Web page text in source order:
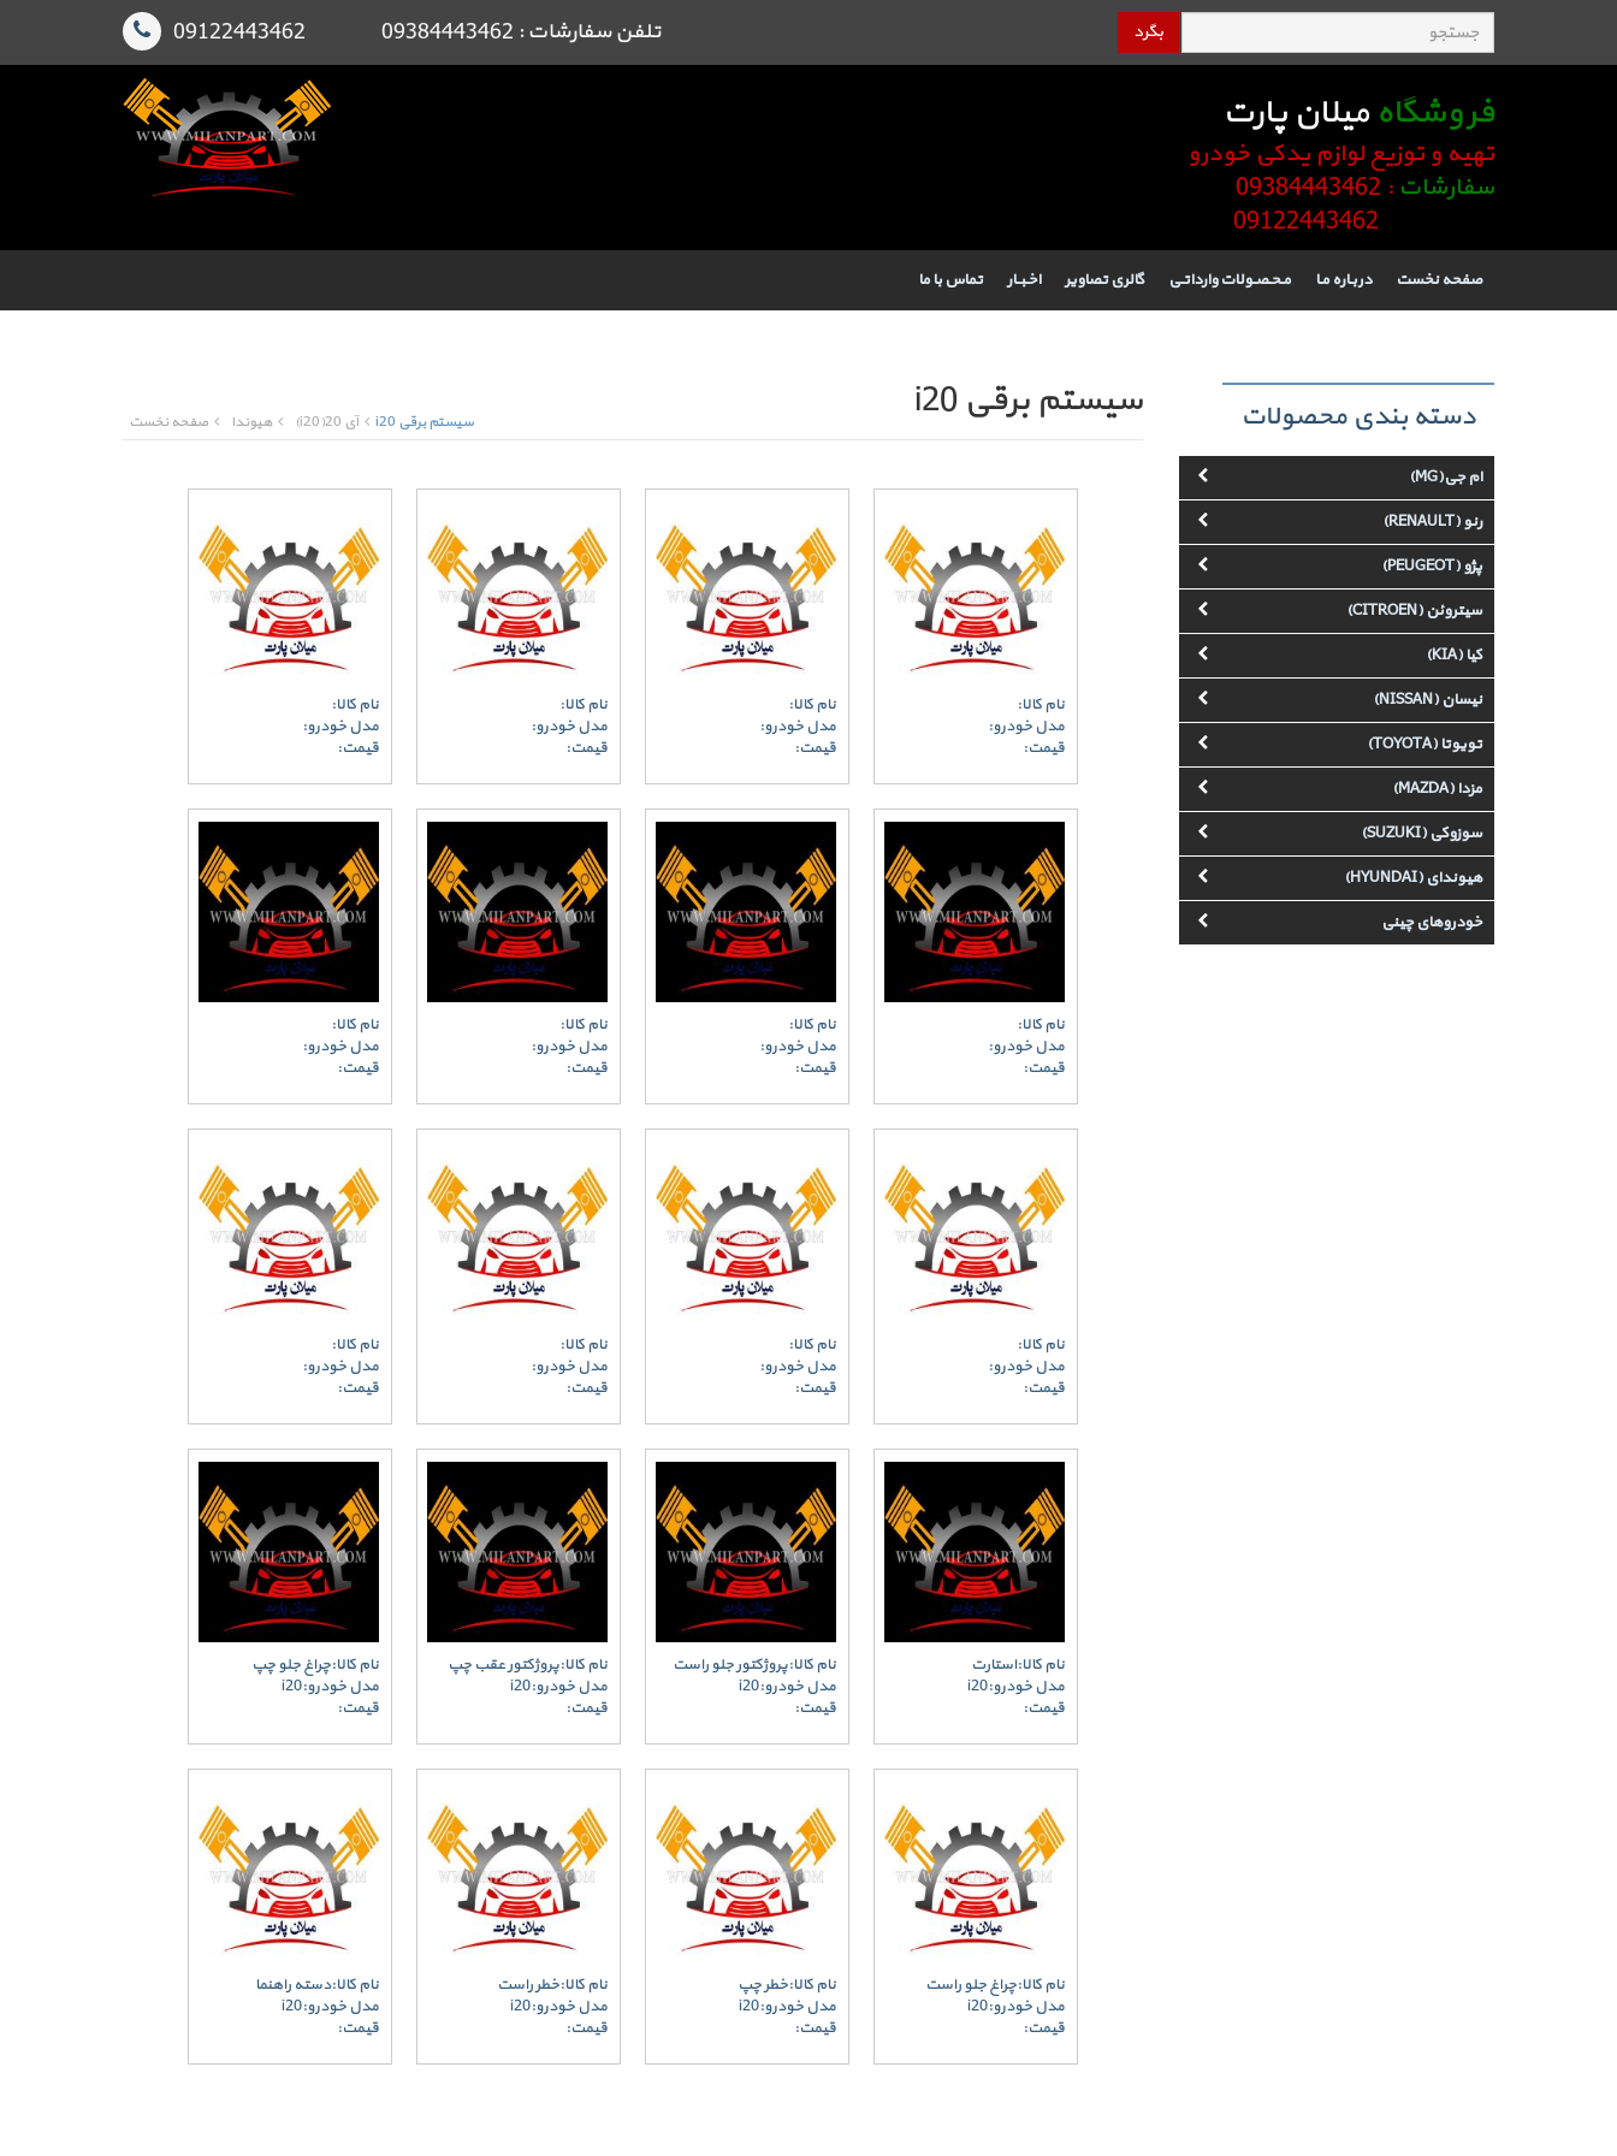
بگرد تلفن سفارشات : 09384443462 09122443462
فروشگاه میلان پارت
تهیه و توزیع لوازم یدکی خودرو
سفارشات : 09384443462
صفحه نخست دربـاره مـا مـحـصـولات وارداتـی گالری تصاویر اخـبــار تماس با ما
دسته بندی محصولات
ام جی(MG)
رنو (RENAULT)
پژو (PEUGEOT)
سیتروئن (CITROEN)
کیا (KIA)
نیسان (NISSAN)
تویوتا (TOYOTA)
مزدا (MAZDA)
سوزوکی (SUZUKI)
هیوندای (HYUNDAI)
خودروهای چینی
سیستم برقی i20 صفحه نخست هیوندا آی 20(i20) سیستم برقی i20
نام کالا:
مدل خودرو:
قیمت:
نام کالا:
مدل خودرو:
قیمت:
نام کالا:
مدل خودرو:
قیمت:
نام کالا:
مدل خودرو:
قیمت:
نام کالا:
مدل خودرو:
قیمت:
نام کالا:
مدل خودرو:
قیمت:
نام کالا:
مدل خودرو:
قیمت:
نام کالا:
مدل خودرو:
قیمت:
نام کالا:
مدل خودرو:
قیمت:
نام کالا:
مدل خودرو:
قیمت:
نام کالا:
مدل خودرو:
قیمت:
نام کالا:
مدل خودرو:
قیمت:
نام کالا:استارت
مدل خودرو:i20
قیمت:
نام کالا:پروژکتور جلو راست
مدل خودرو:i20
قیمت:
نام کالا:پروژکتور عقب چپ
مدل خودرو:i20
قیمت:
نام کالا:چراغ جلو چپ
مدل خودرو:i20
قیمت:
نام کالا:چراغ جلو راست
مدل خودرو:i20
قیمت:
نام کالا:خطر چپ
مدل خودرو:i20
قیمت:
نام کالا:خطر راست
مدل خودرو:i20
قیمت:
نام کالا:دسته راهنما
مدل خودرو:i20
قیمت: